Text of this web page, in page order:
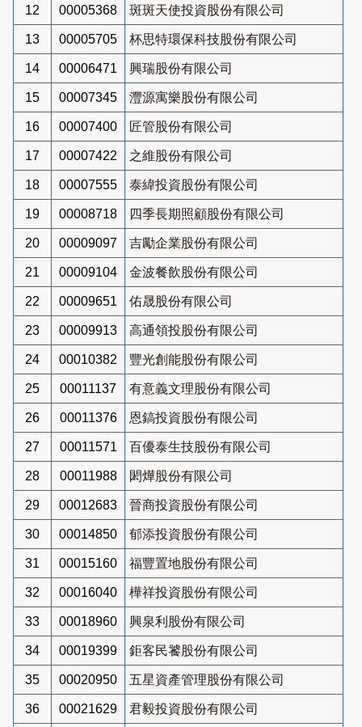
12 00005368 斑斑天使投資股份有限公司
13 00005705 杯思特環保科技股份有限公司
14 00006471 興瑞股份有限公司
15 00007345 灃源寓樂股份有限公司
16 00007400 匠管股份有限公司
17 00007422 之維股份有限公司
18 00007555 泰緯投資股份有限公司
19 00008718 四季長期照顧股份有限公司
20 00009097 吉勵企業股份有限公司
21 00009104 金波餐飲股份有限公司
22 00009651 佑晟股份有限公司
23 00009913 高通領投股份有限公司
24 00010382 豐光創能股份有限公司
25 00011137 有意義文理股份有限公司
26 00011376 恩鎬投資股份有限公司
27 00011571 百優泰生技股份有限公司
28 00011988 閎燁股份有限公司
29 00012683 晉商投資股份有限公司
30 00014850 郁添投資股份有限公司
31 00015160 福豐置地股份有限公司
32 00016040 樺祥投資股份有限公司
33 00018960 興泉利股份有限公司
34 00019399 鉅客民饕股份有限公司
35 00020950 五星資產管理股份有限公司
36 00021629 君毅投資股份有限公司